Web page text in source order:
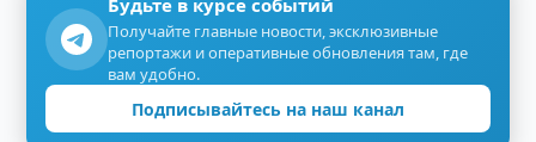
Будьте в курсе событий
Получайте главные новости, эксклюзивные
репортажи и оперативные обновления там, где
вам удобно.
Подписывайтесь на наш канал